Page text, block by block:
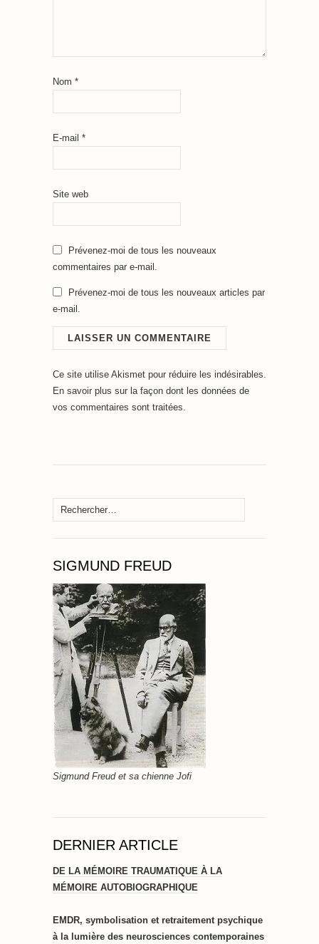
Nom *
E-mail *
Site web
Prévenez-moi de tous les nouveaux
commentaires par e-mail.
Prévenez-moi de tous les nouveaux articles par
e-mail.
Ce site utilise Akismet pour réduire les indésirables.
En savoir plus sur la façon dont les données de
vos commentaires sont traitées.
Rechercher :
SIGMUND FREUD
Sigmund Freud et sa chienne Jofi
DERNIER ARTICLE
DE LA MÉMOIRE TRAUMATIQUE À LA
MÉMOIRE AUTOBIOGRAPHIQUE
EMDR, symbolisation et retraitement psychique
à la lumière des neurosciences contemporaines